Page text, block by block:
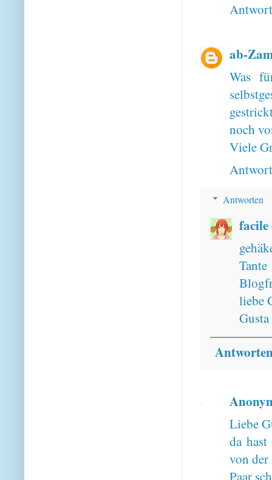
ab-
Was
noch
Viele
Antworten
facile
liebe
Gusta
Liebe
da
von der
Paar